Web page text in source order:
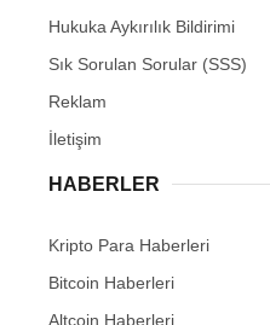
Hukuka Aykırılık Bildirimi
Sık Sorulan Sorular (SSS)
Reklam
İletişim
HABERLER
Kripto Para Haberleri
Bitcoin Haberleri
Altcoin Haberleri